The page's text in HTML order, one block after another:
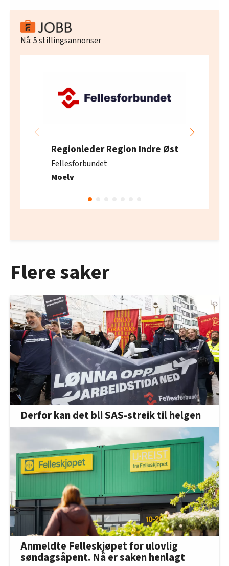
Nå:5stillingsannonser
Regionleder Region Indre Øst
Fellesforbundet
Moelv
Flere saker
Derfor kan det bli SAS-streik til helgen
Anmeldte Felleskjøpet for ulovlig
søndagsåpent. Nå er saken henlagt